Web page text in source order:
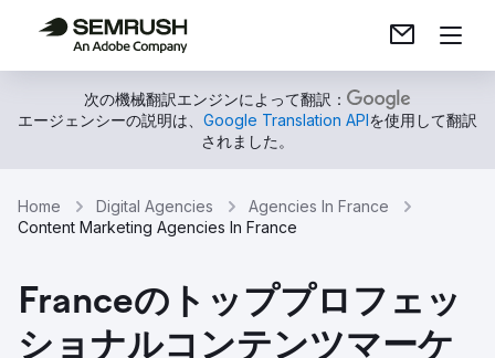
次の機械翻訳エンジンによって翻訳：
エージェンシーの説明は、 Google Translation APIを使用して翻訳
されました。
Home Digital Agencies
Agencies In France
Content Marketing Agencies In France
Franceのトッププロフェッ
ショナルコンテンツマーケ